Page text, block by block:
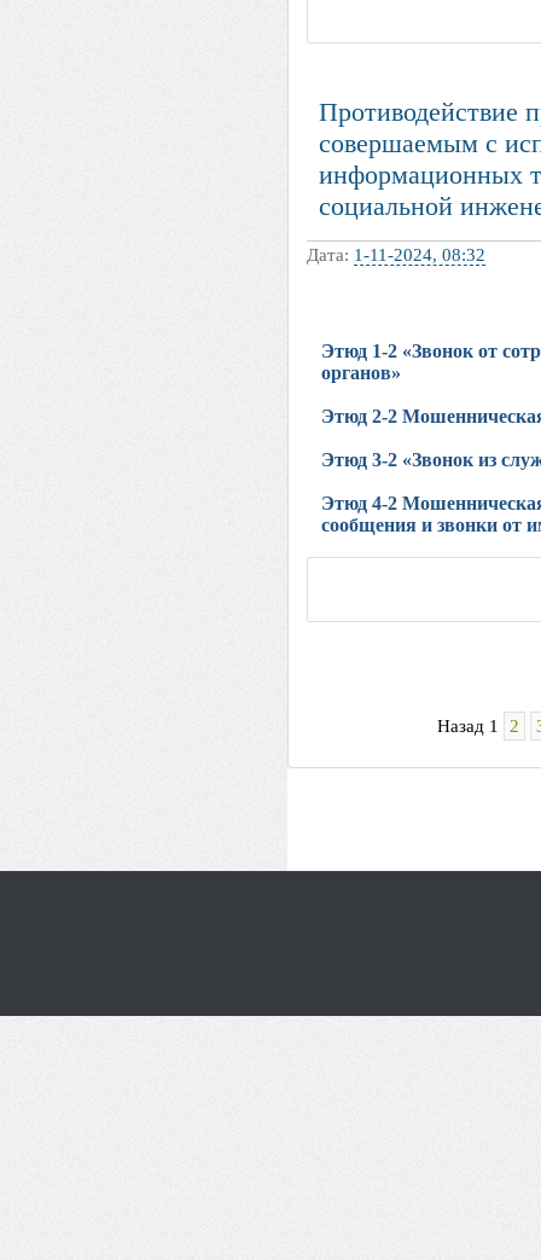
Противодействие
совершаемым с
информационных
социальной
Дата: 1-11-2024, 08:32
Этюд 1-2 «Звонок от
органов»
Этюд 2-2
Этюд 3-2 «Звонок из
Этюд 4-2
сообщения и звонки от
Назад 1 2